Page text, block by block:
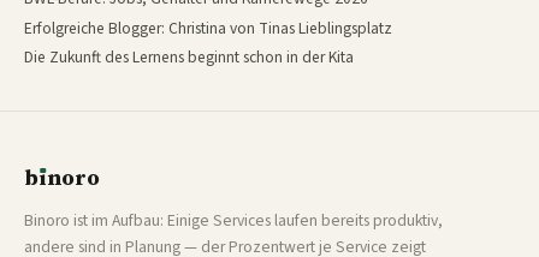
Erfolgreiche Blogger: Christina von Tinas Lieblingsplatz
Die Zukunft des Lernens beginnt schon in der Kita
bınoro
Binoro ist im Aufbau: Einige Services laufen bereits produktiv,
andere sind in Planung — der Prozentwert je Service zeigt